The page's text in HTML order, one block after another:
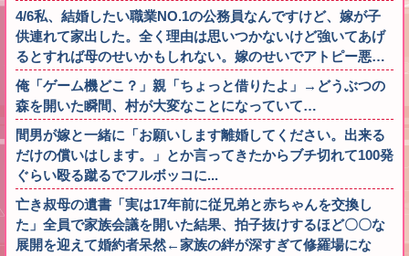
4/6私、結婚したい職業NO.1の公務員なんですけど、嫁が子
供連れて家出した。全く理由は思いつかないけど強いてあげ
るとすれば母のせいかもしれない。嫁のせいでアトピー悪…
俺「ゲーム機どこ？」親「ちょっと借りたよ」→どうぶつの
森を開いた瞬間、村が大変なことになっていて…
間男が嫁と一緒に「お願いします離婚してください。出来る
だけの償いはします。」とか言ってきたからブチ切れて100発
ぐらい殴る蹴るでフルボッコに...
亡き叔母の遺書「実は17年前に従兄弟と赤ちゃんを交換し
た」全員で家族会議を開いた結果、拍子抜けするほど〇〇な
展開を迎えて婚約者呆然←家族の絆が深すぎて修羅場にな